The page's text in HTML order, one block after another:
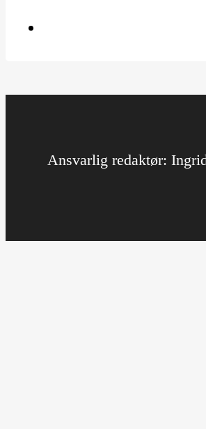
Ansvarlig redaktør: